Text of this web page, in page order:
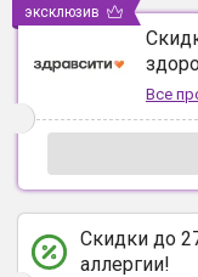
Все
эксклюзив
Скидки до
аллергии!